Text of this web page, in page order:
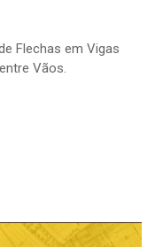
Flechas em Vigas
Vãos.